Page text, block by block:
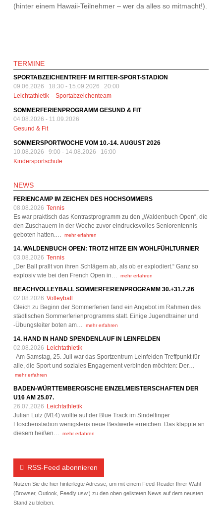
(hinter einem Hawaii-Teilnehmer – wer da alles so mitmacht!).
TERMINE
SPORTABZEICHENTREFF IM RITTER-SPORT-STADION
09.06.2026 18:30 - 15.09.2026 20:00
Leichtathletik – Sportabzeichenteam
SOMMERFERIENPROGRAMM GESUND & FIT
04.08.2026 - 11.09.2026
Gesund & Fit
SOMMERSPORTWOCHE VOM 10.-14. AUGUST 2026
10.08.2026 9:00 - 14.08.2026 16:00
Kindersportschule
NEWS
FERIENCAMP IM ZEICHEN DES HOCHSOMMERS
08.08.2026 Tennis
Es war praktisch das Kontrastprogramm zu den „Waldenbuch Open“, die
den Zuschauern in der Woche zuvor eindrucksvolles Seniorentennis
geboten hatten.…
mehr erfahren
14. WALDENBUCH OPEN: TROTZ HITZE EIN WOHLFÜHLTURNIER
03.08.2026 Tennis
„Der Ball prallt von ihren Schlägern ab, als ob er explodiert.“ Ganz so
explosiv wie bei den French Open in…
mehr erfahren
BEACHVOLLEYBALL SOMMERFERIENPROGRAMM 30.+31.7.26
02.08.2026 Volleyball
Gleich zu Beginn der Sommerferien fand ein Angebot im Rahmen des
städtischen Sommerferienprogramms statt. Einige Jugendtrainer und
-Übungsleiter boten am…
mehr erfahren
14. HAND IN HAND SPENDENLAUF IN LEINFELDEN
02.08.2026 Leichtathletik
Am Samstag, 25. Juli war das Sportzentrum Leinfelden Treffpunkt für
alle, die Sport und soziales Engagement verbinden möchten: Der…
mehr erfahren
BADEN-WÜRTTEMBERGISCHE EINZELMEISTERSCHAFTEN DER
U16 AM 25.07.
26.07.2026 Leichtathletik
Julian Lutz (M14) wollte auf der Blue Track im Sindelfinger
Floschenstadion wenigstens neue Bestwerte erreichen. Das klappte an
diesem heißen…
mehr erfahren
RSS-Feed abonnieren
Nutzen Sie die hier hinterlegte Adresse, um mit einem Feed-Reader Ihrer Wahl
(Browser, Outlook, Feedly usw.) zu den oben gelisteten News auf dem neusten
Stand zu bleiben.